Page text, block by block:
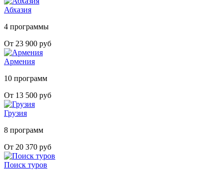
Абхазия
4 программы
От 23 900 руб
Армения
10 программ
От 13 500 руб
Грузия
8 программ
От 20 370 руб
Поиск туров